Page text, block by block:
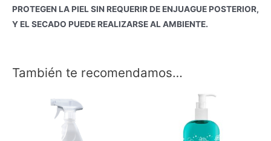
PROTEGEN LA PIEL SIN REQUERIR DE ENJUAGUE POSTERIOR,
Y EL SECADO PUEDE REALIZARSE AL AMBIENTE.
También te recomendamos…